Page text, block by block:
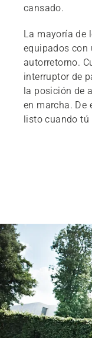
cansado.
La mayoría de
equipados con
autorretorno.
interruptor de
la posición de
en marcha. De
listo cuando tú